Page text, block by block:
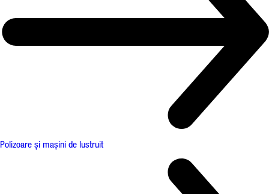
Polizoare și mașini de lustruit